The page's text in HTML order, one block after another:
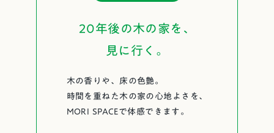
20年後の木の家を、
見に行く。
木の香りや、床の色艶。
時間を重ねた木の家の心地よさを、
MORI SPACEで体感できます。